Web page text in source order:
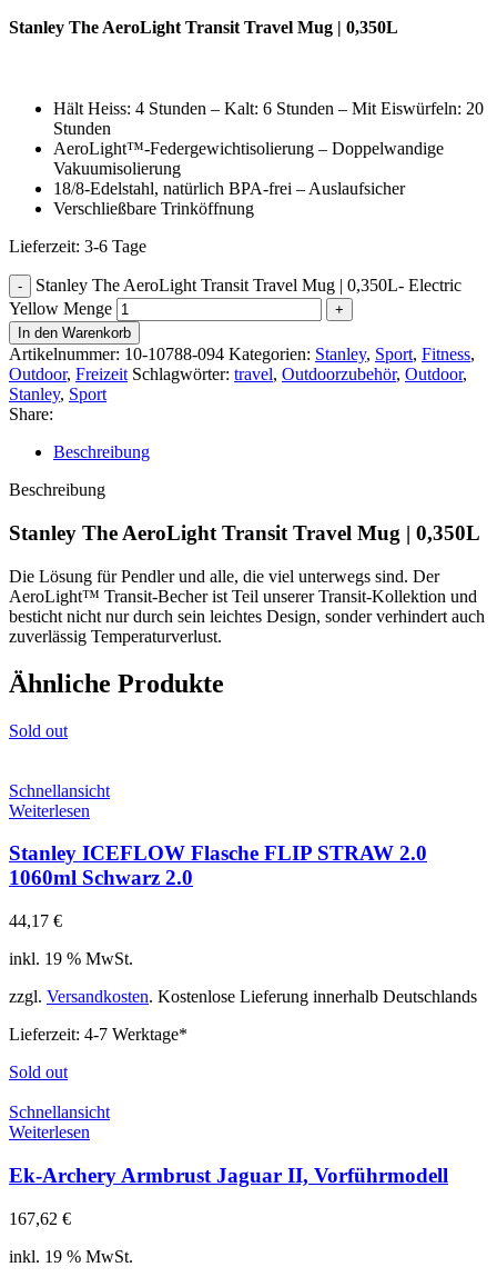
Stanley The AeroLight Transit Travel Mug | 0,350L
Hält Heiss: 4 Stunden – Kalt: 6 Stunden – Mit Eiswürfeln: 20
Stunden
AeroLight™-Federgewichtisolierung – Doppelwandige
Vakuumisolierung
18/8-Edelstahl, natürlich BPA-frei – Auslaufsicher
Verschließbare Trinköffnung
Lieferzeit: 3-6 Tage
Stanley The AeroLight Transit Travel Mug | 0,350L- Electric
Yellow Menge
In den Warenkorb
Artikelnummer: 10-10788-094 Kategorien: Stanley, Sport, Fitness,
Outdoor, Freizeit Schlagwörter: travel, Outdoorzubehör, Outdoor,
Stanley, Sport
Share:
Beschreibung
Beschreibung
Stanley The AeroLight Transit Travel Mug | 0,350L
Die Lösung für Pendler und alle, die viel unterwegs sind. Der
AeroLight™ Transit-Becher ist Teil unserer Transit-Kollektion und
besticht nicht nur durch sein leichtes Design, sonder verhindert auch
zuverlässig Temperaturverlust.
Ähnliche Produkte
Sold out
Schnellansicht
Weiterlesen
Stanley ICEFLOW Flasche FLIP STRAW 2.0
1060ml Schwarz 2.0
44,17 €
inkl. 19 % MwSt.
zzgl. Versandkosten. Kostenlose Lieferung innerhalb Deutschlands
Lieferzeit: 4-7 Werktage*
Sold out
Schnellansicht
Weiterlesen
Ek-Archery Armbrust Jaguar II, Vorführmodell
167,62 €
inkl. 19 % MwSt.